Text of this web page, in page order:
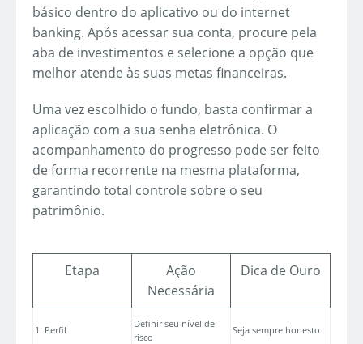
básico dentro do aplicativo ou do internet
banking. Após acessar sua conta, procure pela
aba de investimentos e selecione a opção que
melhor atende às suas metas financeiras.
Uma vez escolhido o fundo, basta confirmar a
aplicação com a sua senha eletrônica. O
acompanhamento do progresso pode ser feito
de forma recorrente na mesma plataforma,
garantindo total controle sobre o seu
patrimônio.
Etapa
Ação
Necessária
Dica de Ouro
1. Perfil
Definir seu nível de
risco
Seja sempre honesto